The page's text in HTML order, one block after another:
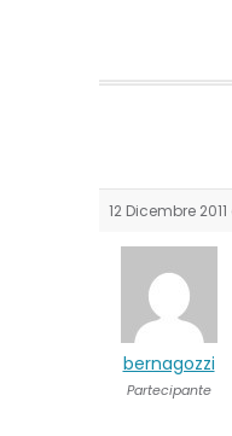
12 Dicembre
bernagozzi
Partecipante